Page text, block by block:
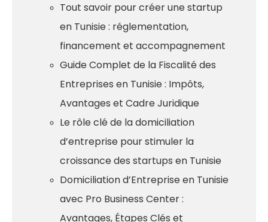
Tout savoir pour créer une startup
en Tunisie : réglementation,
financement et accompagnement
Guide Complet de la Fiscalité des
Entreprises en Tunisie : Impôts,
Avantages et Cadre Juridique
Le rôle clé de la domiciliation
d’entreprise pour stimuler la
croissance des startups en Tunisie
Domiciliation d’Entreprise en Tunisie
avec Pro Business Center :
Avantages, Étapes Clés et